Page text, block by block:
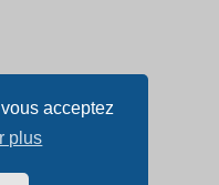
acceptez
plus